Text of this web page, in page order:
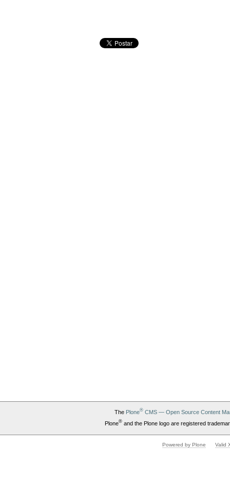
The Plone®CMS — Open Source Content
Plone®and the Plone logo are registered
Powered by Plone Valid